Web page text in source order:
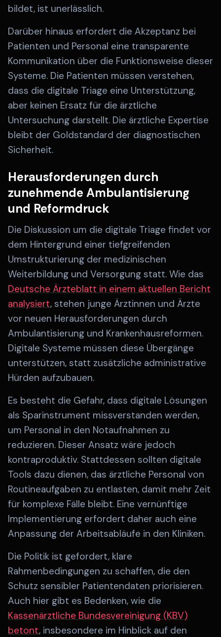
bildet, ist unerlässlich.
Darüber hinaus erfordert die Akzeptanz bei
Patienten und Personal eine transparente
Kommunikation über die Funktionsweise dieser
Systeme. Die Patienten müssen verstehen,
dass die digitale Triage eine Unterstützung,
aber keinen Ersatz für die ärztliche
Untersuchung darstellt. Die ärztliche Expertise
bleibt der Goldstandard der diagnostischen
Sicherheit.
Herausforderungen durch
zunehmende Ambulantisierung
und Reformdruck
Die Diskussion um die digitale Triage findet vor
dem Hintergrund einer tiefgreifenden
Umstrukturierung der medizinischen
Weiterbildung und Versorgung statt. Wie das
Deutsche Ärzteblatt in einem aktuellen Bericht
analysiert, stehen junge Ärztinnen und Ärzte
vor neuen Herausforderungen durch
Ambulantisierung und Krankenhausreformen.
Digitale Systeme müssen diese Übergänge
unterstützen, statt zusätzliche administrative
Hürden aufzubauen.
Es besteht die Gefahr, dass digitale Lösungen
als Sparinstrument missverstanden werden,
um Personal in den Notaufnahmen zu
reduzieren. Dieser Ansatz wäre jedoch
kontraproduktiv. Stattdessen sollten digitale
Tools dazu dienen, das ärztliche Personal von
Routineaufgaben zu entlasten, damit mehr Zeit
für komplexe Fälle bleibt. Eine vernünftige
Implementierung erfordert daher auch eine
Anpassung der Arbeitsabläufe in den Kliniken.
Die Politik ist gefordert, klare
Rahmenbedingungen zu schaffen, die den
Schutz sensibler Patientendaten priorisieren.
Auch hier gibt es Bedenken, wie die
Kassenärztliche Bundesvereinigung (KBV)
betont, insbesondere im Hinblick auf den